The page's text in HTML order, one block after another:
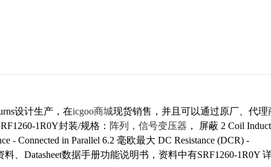
设计生产，在icgoo商城现货销售，并且可以通过原厂、代理
1R0Y封装/规格： 阵列，信号变压器 ， 屏蔽 2 Coil
- Connected in Parallel 6.2 毫欧最大 DC Resistance (DCR) -
、Datasheet数据手册功能说明书，资料中有SRF1260-1R0Y